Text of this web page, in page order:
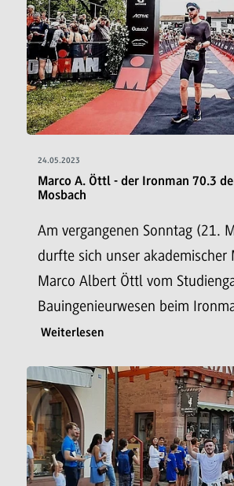
24.05.2023
Marco A. Öttl - der Ironman 70.3
Mosbach
Am vergangenen Sonntag (21.
durfte sich unser akademischer
Marco Albert Öttl vom
Bauingenieurwesen beim
Weiterlesen